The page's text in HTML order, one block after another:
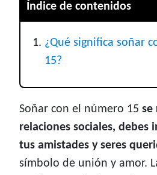
Índice de contenidos
¿Qué significa soñar
15?
Soñar con el número 15 se
relaciones sociales, debes
tus amistades y seres
símbolo de unión y amor.